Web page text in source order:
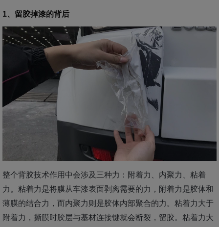
1、留胶掉漆的背后
整个背胶技术作用中会涉及三种力：附着力、内聚力、粘着
力。粘着力是将膜从车漆表面剥离需要的力，附着力是胶体和
薄膜的结合力，而内聚力则是胶体内部聚合的力。粘着力大于
附着力，撕膜时胶层与基材连接键就会断裂，留胶。粘着力大